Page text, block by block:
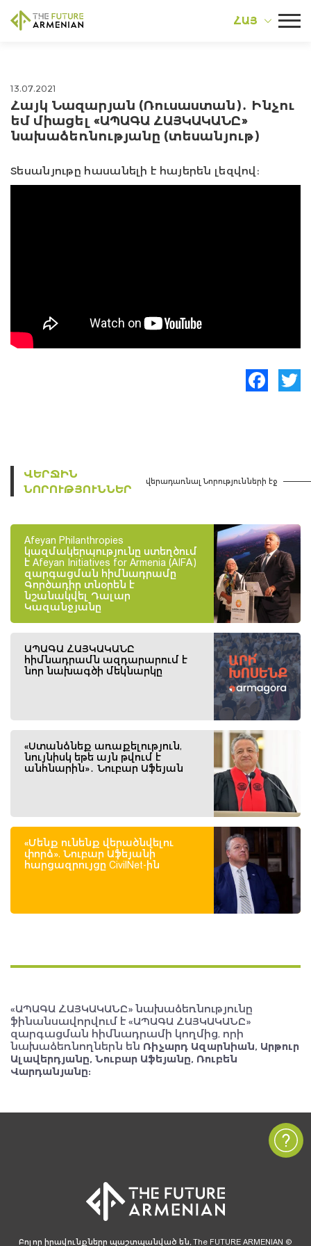
ՀԱՅ
13.07.2021
Հայկ Նազարյան (Ռուսաստան)․ Ինչու
եմ միացել «ԱՊԱԳԱ ՀԱՅԿԱԿԱՆԸ»
նախաձեռնությանը (տեսանյութ)
Տեսանյութը հասանելի է հայերեն լեզվով։
ՎԵՐՋԻՆ
ՆՈՐՈՒԹՅՈՒՆՆԵՐ
վերադառնալ Նորությունների էջ
Afeyan Philanthropies
կազմակերպությունը ստեղծում
է Afeyan Initiatives for Armenia (AIFA)
զարգացման հիմնադրամը
Գործադիր տնօրեն է
նշանակվել Դալար
Կազանջյանը
ԱՊԱԳԱ ՀԱՅԿԱԿԱՆԸ
հիմնադրամն ազդարարում է
նոր նախագծի մեկնարկը
«Ստանձնեք առաքելություն,
նույնիսկ եթե այն թվում է
անհնարին»․ Նուբար Աֆեյան
«Մենք ունենք վերածնվելու
փորձ». Նուբար Աֆեյանի
հարցազրույցը CivilNet-ին
«ԱՊԱԳԱ ՀԱՅԿԱԿԱՆԸ» նախաձեռնությունը
ֆինանսավորվում է «ԱՊԱԳԱ ՀԱՅԿԱԿԱՆԸ»
զարգացման հիմնադրամի կողմից, որի
նախաձեռնողներն են Ռիչարդ Ազարնիան, Արթուր
Ալավերդյանը, Նուբար Աֆեյանը, Ռուբեն
Վարդանյանը:
Բոլոր իրավունքները պաշտպանված են, The FUTURE ARMENIAN ©